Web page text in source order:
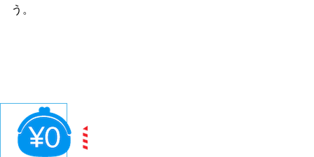
う。